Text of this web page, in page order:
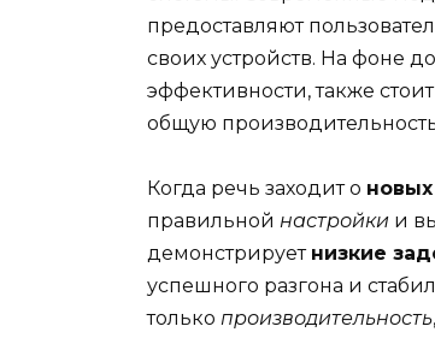
предоставляют
своих устройств. На фоне
эффективности, также
общую
Когда речь заходит о
правильной настройки и
демонстрирует низкие
успешного разгона и
только производительность